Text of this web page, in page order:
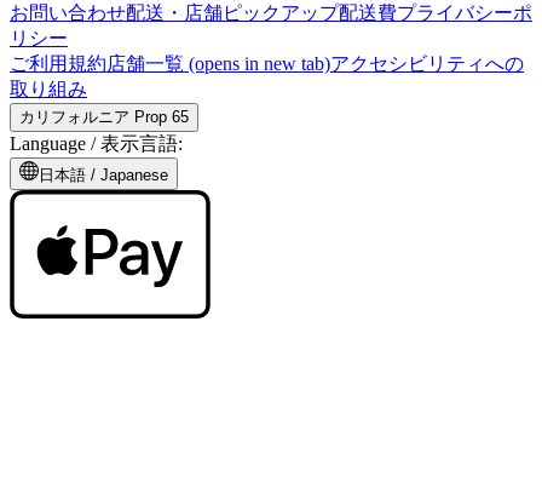
お問い合わせ配送・店舗ピックアップ配送費プライバシーポ
リシー
ご利用規約店舗一覧 (opens in new tab)アクセシビリティへの
取り組み
カリフォルニア Prop 65
Language /表示言語:
日本語 / Japanese